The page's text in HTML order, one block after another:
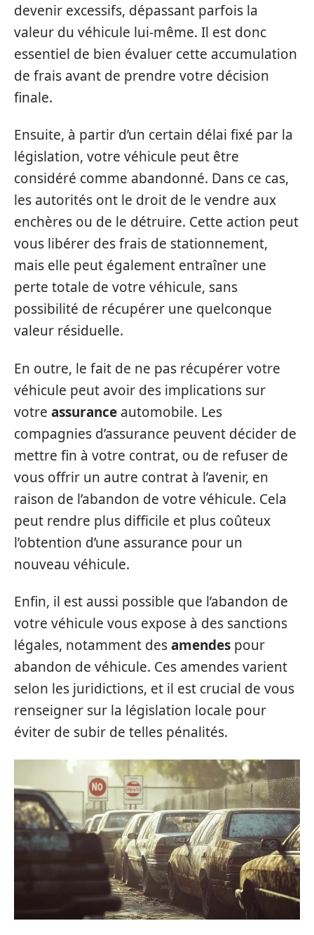
devenir excessifs, dépassant parfois la
valeur du véhicule lui-même. Il est donc
essentiel de bien évaluer cette accumulation
de frais avant de prendre votre décision
finale.
Ensuite, à partir d’un certain délai fixé par la
législation, votre véhicule peut être
considéré comme abandonné. Dans ce cas,
les autorités ont le droit de le vendre aux
enchères ou de le détruire. Cette action peut
vous libérer des frais de stationnement,
mais elle peut également entraîner une
perte totale de votre véhicule, sans
possibilité de récupérer une quelconque
valeur résiduelle.
En outre, le fait de ne pas récupérer votre
véhicule peut avoir des implications sur
votre assurance automobile. Les
compagnies d’assurance peuvent décider de
mettre fin à votre contrat, ou de refuser de
vous offrir un autre contrat à l’avenir, en
raison de l’abandon de votre véhicule. Cela
peut rendre plus difficile et plus coûteux
l’obtention d’une assurance pour un
nouveau véhicule.
Enfin, il est aussi possible que l’abandon de
votre véhicule vous expose à des sanctions
légales, notamment desamendes pour
abandon de véhicule. Ces amendes varient
selon les juridictions, et il est crucial de vous
renseigner sur la législation locale pour
éviter de subir de telles pénalités.